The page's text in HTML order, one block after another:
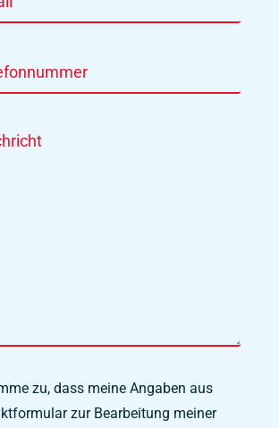
zu, dass meine Angaben aus
zur Bearbeitung meiner